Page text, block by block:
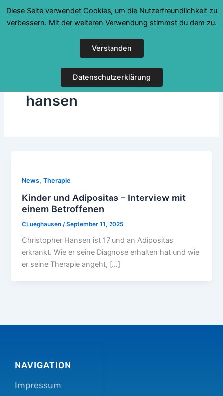
hansen
News,Therapie
Kinder und Adipositas – Interview mit
einem Betroffenen
CLueghausen /September 11, 2025
Christopher Hansen ist 17 und an Adipositas
erkrankt. Wie er seine Diagnose erhalten hat und wie
er seine Therapie angeht, […]
NAVIGATION
Impressum
Diese Seite verwendet Cookies, um die Nutzerfreundlichkeit zu
verbessern. Mit der weiteren Verwendung stimmst du dem zu.
Verstanden
Datenschutzerklärung